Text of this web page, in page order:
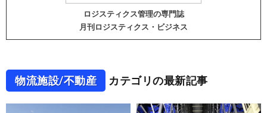
ロジスティクス管理の専門誌
月刊ロジスティクス・ビジネス
物流施設/不動産 カテゴリの最新記事